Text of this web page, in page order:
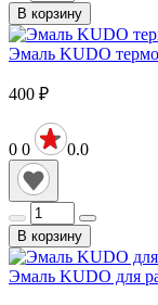
В корзину
Эмаль KUDO
400 ₽
0 0 0.0
В корзину
Эмаль KUDO для